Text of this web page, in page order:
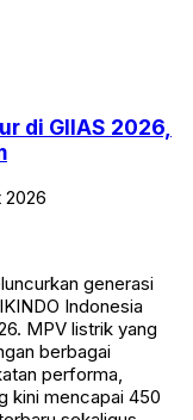
di GIIAS 2026,
2026
generasi
Indonesia
MPV listrik yang
berbagai
performa,
kini mencapai 450